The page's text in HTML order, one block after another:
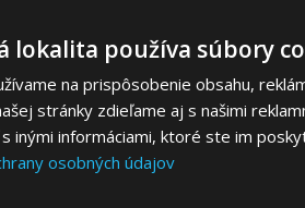
lokalita používa súbory
na prispôsobenie obsahu,
stránky zdieľame aj s našimi
inými informáciami, ktoré ste im
osobných údajov